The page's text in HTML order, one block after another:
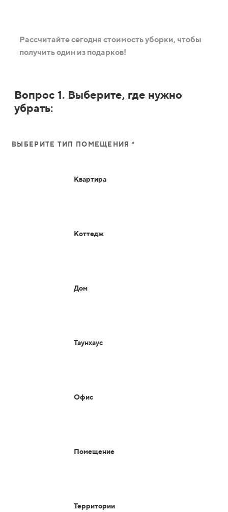
Рассчитайте сегодня стоимость уборки, чтобы
получить один из подарков!
Вопрос 1. Выберите, где нужно
убрать:
ВЫБЕРИТЕ ТИП ПОМЕЩЕНИЯ *
Квартира
Коттедж
Дом
Таунхаус
Офис
Помещение
Территории